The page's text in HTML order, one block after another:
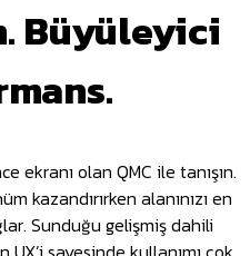
Büyüleyici
ekranı olan QMC ile tanışın.
kazandırırken alanınızı en
Sunduğu gelişmiş dahili